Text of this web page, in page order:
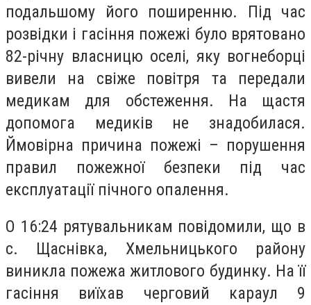
подальшому його поширенню. Під час
розвідки і гасіння пожежі було врятовано
82-річну власницю оселі, яку вогнеборці
вивели на свіже повітря та передали
медикам для обстеження. На щастя
допомога медиків не знадобилася.
Ймовірна причина пожежі – порушення
правил пожежної безпеки під час
експлуатації пічного опалення.
О 16:24 рятувальникам повідомили, що в
с. Щаснівка, Хмельницького району
виникла пожежа житлового будинку. На її
гасіння виїхав черговий караул 9